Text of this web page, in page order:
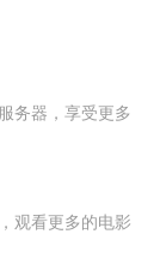
务器，享受更多
观看更多的电影